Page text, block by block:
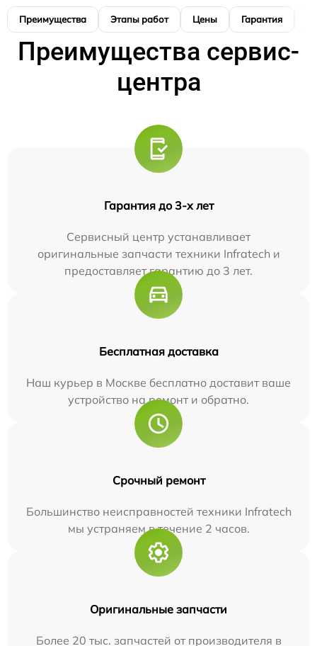
Преимущества Этапы работ Цены Гарантия
Преимущества сервис-
центра
Гарантия до 3-х лет
Сервисный центр устанавливает
оригинальные запчасти техники Infratech и
предоставляет гарантию до 3 лет.
Бесплатная доставка
Наш курьер в Москве бесплатно доставит ваше
устройство на ремонт и обратно.
Срочный ремонт
Большинство неисправностей техники Infratech
мы устраняем в течение 2 часов.
Оригинальные запчасти
Более 20 тыс. запчастей от производителя в